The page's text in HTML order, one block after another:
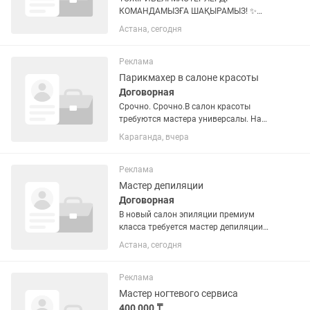
КОМАНДАМЫЗҒА ШАҚЫРАМЫЗ! ✨
Жаңа, жайлы әрі әдемі салонда сізді
жұмыс күтіп тұр! 💕 Бізге қажет: 💅
Кірпік шебері 🍯 Шугаринг шебері 🎨...
Астана, сегодня
Реклама
Парикмахер в салоне красоты
Договорная
Срочно. Срочно.В салон красоты
требуются мастера универсалы. На
аренду кресла. Мастер маникюра.
Мастер на наращивание ресниц.
проценты.
Караганда, вчера
Реклама
Мастер депиляции
Договорная
В новый салон эпиляции премиум
класса требуется мастер депиляции
(шугаринг/воск/электроэпиляция).
Условия: ПОД ЗАПИСЬ! Заработная
10% от продажи абонентов и...
Астана, сегодня
Реклама
Мастер ногтевого сервиса